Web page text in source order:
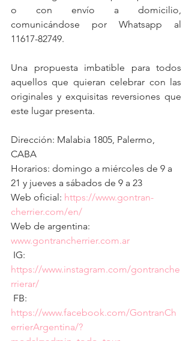
o con envío a domicilio,
comunicándose por Whatsapp al
11617-82749.
Una propuesta imbatible para todos
aquellos que quieran celebrar con las
originales y exquisitas reversiones que
este lugar presenta.
Dirección: Malabia 1805, Palermo,
CABA
Horarios: domingo a miércoles de 9 a
21 y jueves a sábados de 9 a 23
Web oficial: https://www.gontran-
cherrier.com/en/
Web de argentina:
www.gontrancherrier.com.ar
IG:
https://www.instagram.com/gontranche
rrierar/
FB:
https://www.facebook.com/GontranCh
errierArgentina/?